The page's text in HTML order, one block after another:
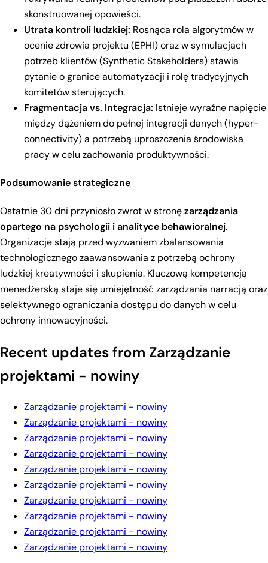
skonstruowanej opowieści.
Utrata kontroli ludzkiej: Rosnąca rola algorytmów w
ocenie zdrowia projektu (EPHI) oraz w symulacjach
potrzeb klientów (Synthetic Stakeholders) stawia
pytanie o granice automatyzacji i rolę tradycyjnych
komitetów sterujących.
Fragmentacja vs. Integracja: Istnieje wyraźne napięcie
między dążeniem do pełnej integracji danych (hyper-
connectivity) a potrzebą uproszczenia środowiska
pracy w celu zachowania produktywności.
Podsumowanie strategiczne
Ostatnie 30 dni przyniosło zwrot w stronęzarządzania
opartego na psychologii i analityce behawioralnej.
Organizacje stają przed wyzwaniem zbalansowania
technologicznego zaawansowania z potrzebą ochrony
ludzkiej kreatywności i skupienia. Kluczową kompetencją
menedżerską staje się umiejętność zarządzania narracją oraz
selektywnego ograniczania dostępu do danych w celu
ochrony innowacyjności.
Recent updates from Zarządzanie
projektami - nowiny
Zarządzanie projektami - nowiny
Zarządzanie projektami - nowiny
Zarządzanie projektami - nowiny
Zarządzanie projektami - nowiny
Zarządzanie projektami - nowiny
Zarządzanie projektami - nowiny
Zarządzanie projektami - nowiny
Zarządzanie projektami - nowiny
Zarządzanie projektami - nowiny
Zarządzanie projektami - nowiny